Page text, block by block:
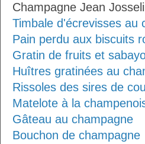
Champagne Jean
Timbale d'écrevisses au
Pain perdu aux biscuits
Gratin de fruits et
Huîtres gratinées au
Rissoles des sires de
Matelote à la
Gâteau au champagne
Bouchon de champagne